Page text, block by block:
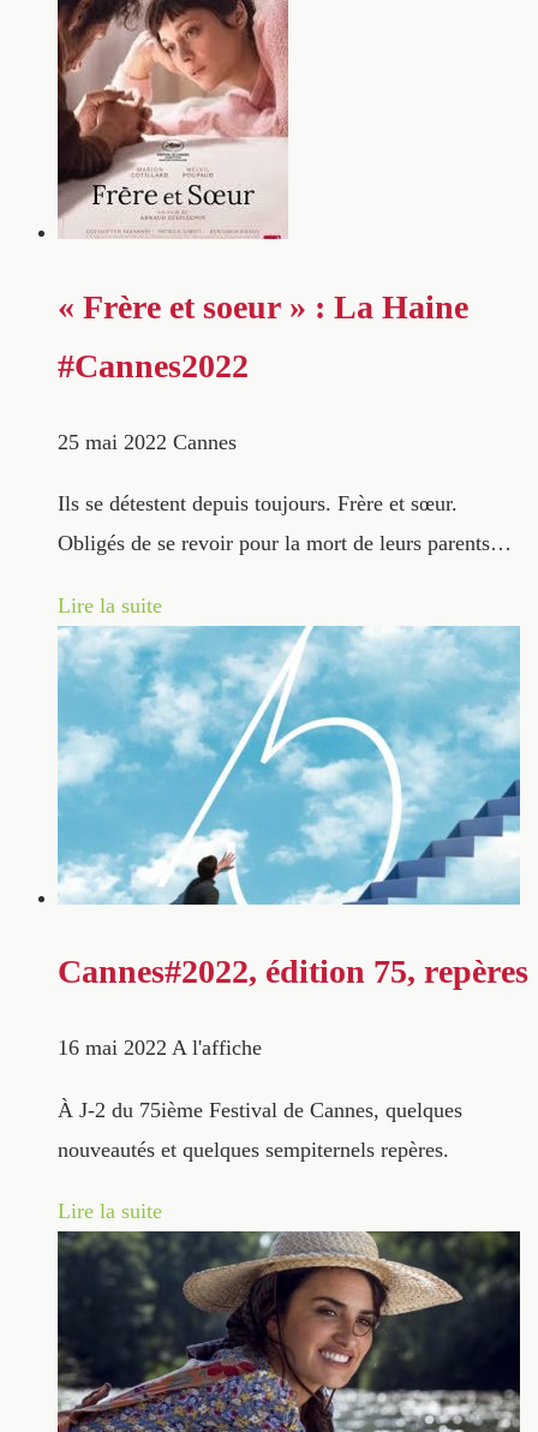
« Frère et soeur » : La Haine
#Cannes2022
25 mai 2022 Cannes
Ils se détestent depuis toujours. Frère et sœur.
Obligés de se revoir pour la mort de leurs parents…
Lire la suite
Cannes#2022, édition 75, repères
16 mai 2022 A l'affiche
À J-2 du 75ième Festival de Cannes, quelques
nouveautés et quelques sempiternels repères.
Lire la suite